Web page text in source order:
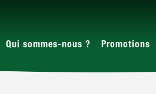
Qui sommes-nous ? Promotions